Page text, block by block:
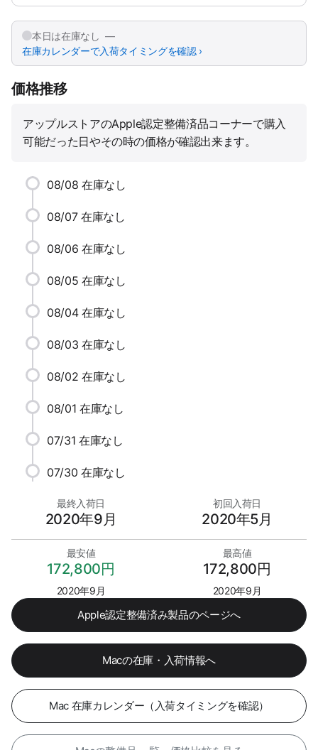
本日は在庫なし —
在庫カレンダーで入荷タイミングを確認 ›
価格推移
アップルストアのApple認定整備済品コーナーで購入
可能だった日やその時の価格が確認出来ます。
08/08 在庫なし
08/07 在庫なし
08/06 在庫なし
08/05 在庫なし
08/04 在庫なし
08/03 在庫なし
08/02 在庫なし
08/01 在庫なし
07/31 在庫なし
07/30 在庫なし
最終入荷日
2020年9月
初回入荷日
2020年5月
最安値
172,800円
2020年9月
最高値
172,800円
2020年9月
Apple認定整備済み製品のページへ
Macの在庫・入荷情報へ
Mac 在庫カレンダー（入荷タイミングを確認）